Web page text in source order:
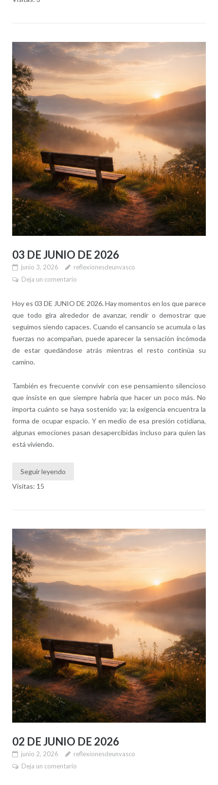
03 DE JUNIO DE 2026
junio 3, 2026
reflexionesdeunvasco
Deja un comentario
Hoy es 03 DE JUNIO DE 2026. Hay momentos en los que parece
que todo gira alrededor de avanzar, rendir o demostrar que
seguimos siendo capaces. Cuando el cansancio se acumula o las
fuerzas no acompañan, puede aparecer la sensación incómoda
de estar quedándose atrás mientras el resto continúa su
camino.
También es frecuente convivir con ese pensamiento silencioso
que insiste en que siempre habría que hacer un poco más. No
importa cuánto se haya sostenido ya; la exigencia encuentra la
forma de ocupar espacio. Y en medio de esa presión cotidiana,
algunas emociones pasan desapercibidas incluso para quien las
está viviendo.
Seguir leyendo
Visitas: 15
02 DE JUNIO DE 2026
junio 2, 2026
reflexionesdeunvasco
Deja un comentario